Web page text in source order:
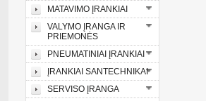
MATAVIMO ĮRANKIAI
VALYMO ĮRANGA IR
PRIEMONĖS
PNEUMATINIAI ĮRANKIAI
ĮRANKIAI SANTECHNIKAI
SERVISO ĮRANGA